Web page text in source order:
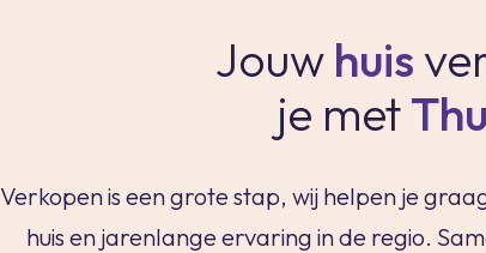
over ons
thuis in spanje
maak een
Jouw huis
je met
Verkopen is een grote stap, wij helpen je
huis en jarenlange ervaring in de regio.